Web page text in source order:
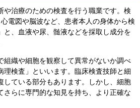
や治療のための検査を行う職業です。検
電図や脳波など、患者本人の身体から検
と、血液や尿、髄液などを採取し成分を
組織や細胞を観察して異常がないか調べ
理検査」といいます。臨床検査技師と細
している部分もあります。しかし、細胞
さらに専門的な知見を持ち、より正確な